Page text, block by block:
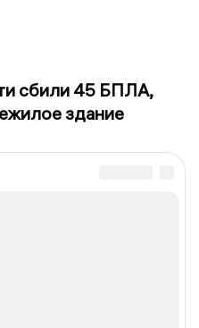
сбили 45 БПЛА,
здание